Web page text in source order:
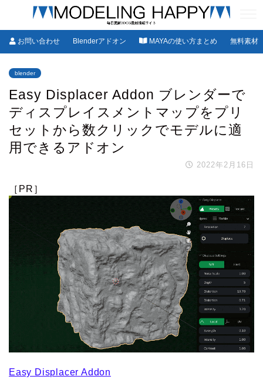
お問い合わせ Blenderアドオン MAYAの使い方まとめ 無料素材
blender
Easy Displacer Addon ブレンダーで
ディスプレイスメントマップをプリ
セットから数クリックでモデルに適
用できるアドオン
2022年2月16日
［PR］
Easy Displacer Addon